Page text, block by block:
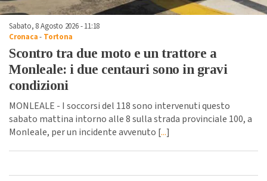
Sabato, 8 Agosto 2026 - 11:18
Cronaca- Tortona
Scontro tra due moto e un trattore a
Monleale: i due centauri sono in gravi
condizioni
MONLEALE - I soccorsi del 118 sono intervenuti questo
sabato mattina intorno alle 8 sulla strada provinciale 100, a
Monleale, per un incidente avvenuto [...]